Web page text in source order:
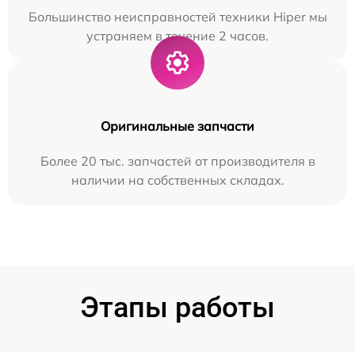
Большинство неисправностей техники Hiper мы
устраняем в течение 2 часов.
Оригинальные запчасти
Более 20 тыс. запчастей от производителя в
наличии на собственных складах.
Этапы работы